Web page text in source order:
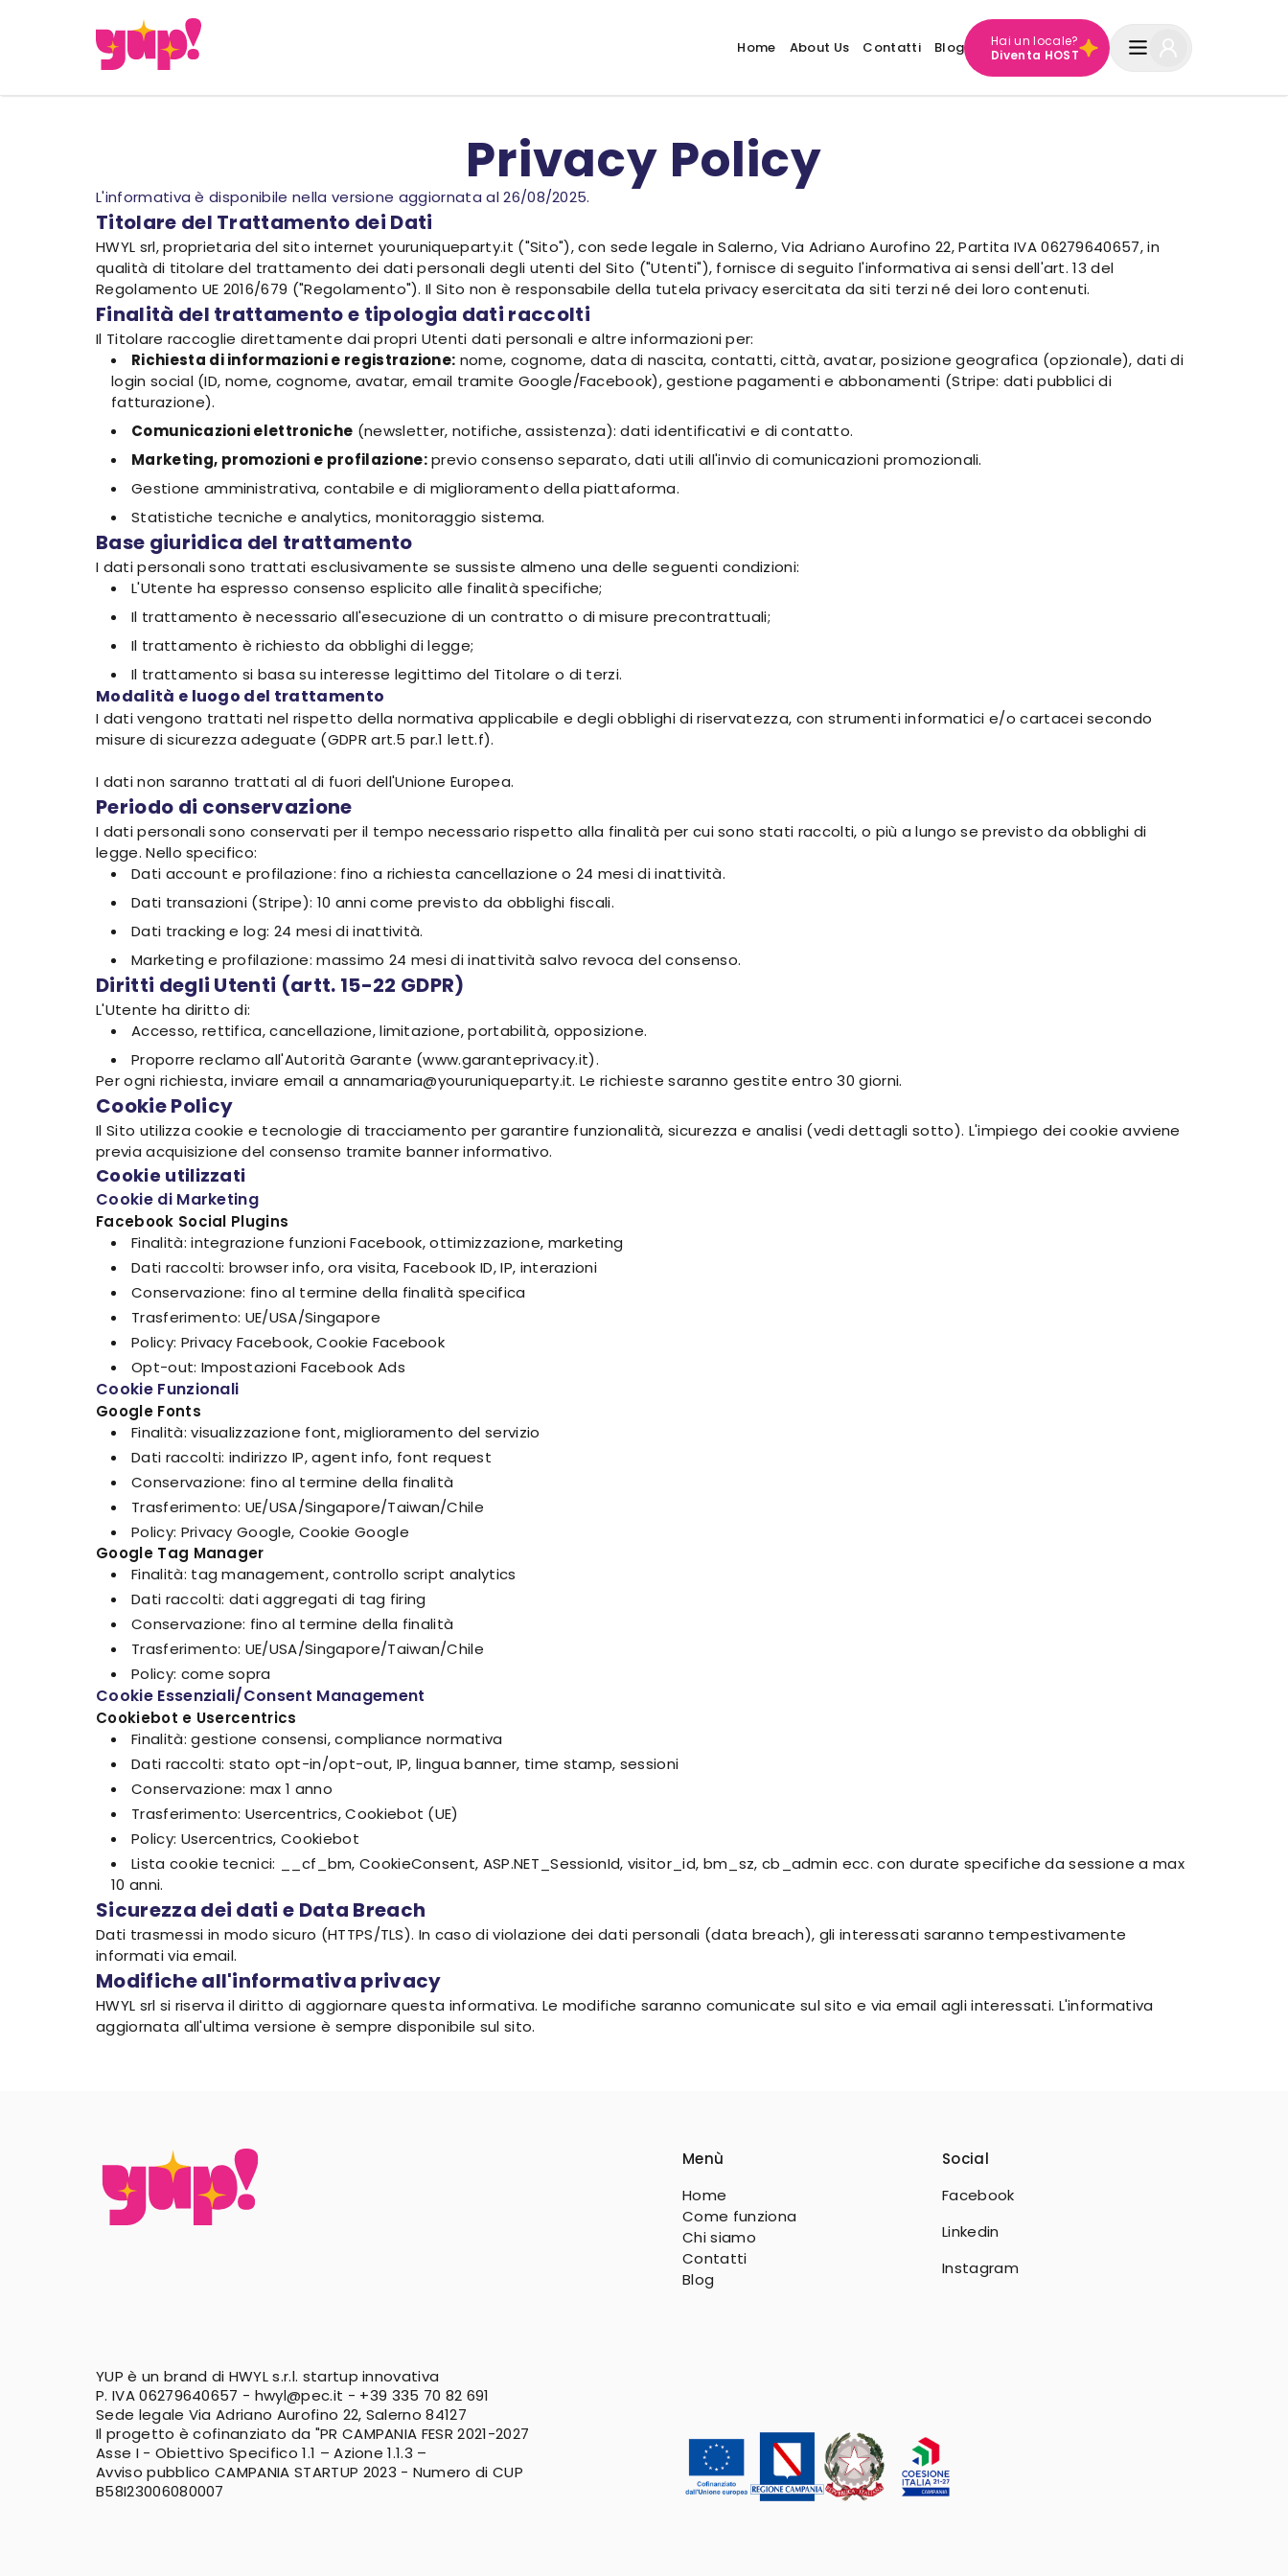
Home About Us Contatti Blog
Hai un locale?
Diventa HOST
Privacy Policy
L'informativa è disponibile nella versione aggiornata al 26/08/2025.
Titolare del Trattamento dei Dati
HWYL srl, proprietaria del sito internet youruniqueparty.it ("Sito"), con sede legale in Salerno, Via Adriano Aurofino 22, Partita IVA 06279640657, in
qualità di titolare del trattamento dei dati personali degli utenti del Sito ("Utenti"), fornisce di seguito l'informativa ai sensi dell'art. 13 del
Regolamento UE 2016/679 ("Regolamento"). Il Sito non è responsabile della tutela privacy esercitata da siti terzi né dei loro contenuti.
Finalità del trattamento e tipologia dati raccolti
Il Titolare raccoglie direttamente dai propri Utenti dati personali e altre informazioni per:
Richiesta di informazioni e registrazione: nome, cognome, data di nascita, contatti, città, avatar, posizione geografica (opzionale), dati di
login social (ID, nome, cognome, avatar, email tramite Google/Facebook), gestione pagamenti e abbonamenti (Stripe: dati pubblici di
fatturazione).
Comunicazioni elettroniche (newsletter, notifiche, assistenza): dati identificativi e di contatto.
Marketing, promozioni e profilazione:previo consenso separato, dati utili all'invio di comunicazioni promozionali.
Gestione amministrativa, contabile e di miglioramento della piattaforma.
Statistiche tecniche e analytics, monitoraggio sistema.
Base giuridica del trattamento
I dati personali sono trattati esclusivamente se sussiste almeno una delle seguenti condizioni:
L'Utente ha espresso consenso esplicito alle finalità specifiche;
Il trattamento è necessario all'esecuzione di un contratto o di misure precontrattuali;
Il trattamento è richiesto da obblighi di legge;
Il trattamento si basa su interesse legittimo del Titolare o di terzi.
Modalità e luogo del trattamento
I dati vengono trattati nel rispetto della normativa applicabile e degli obblighi di riservatezza, con strumenti informatici e/o cartacei secondo
misure di sicurezza adeguate (GDPR art.5 par.1 lett.f).
I dati non saranno trattati al di fuori dell'Unione Europea.
Periodo di conservazione
I dati personali sono conservati per il tempo necessario rispetto alla finalità per cui sono stati raccolti, o più a lungo se previsto da obblighi di
legge. Nello specifico:
Dati account e profilazione: fino a richiesta cancellazione o 24 mesi di inattività.
Dati transazioni (Stripe): 10 anni come previsto da obblighi fiscali.
Dati tracking e log: 24 mesi di inattività.
Marketing e profilazione: massimo 24 mesi di inattività salvo revoca del consenso.
Diritti degli Utenti (artt. 15-22 GDPR)
L'Utente ha diritto di:
Accesso, rettifica, cancellazione, limitazione, portabilità, opposizione.
Proporre reclamo all'Autorità Garante (www.garanteprivacy.it).
Per ogni richiesta, inviare email a annamaria@youruniqueparty.it. Le richieste saranno gestite entro 30 giorni.
Cookie Policy
Il Sito utilizza cookie e tecnologie di tracciamento per garantire funzionalità, sicurezza e analisi (vedi dettagli sotto). L'impiego dei cookie avviene
previa acquisizione del consenso tramite banner informativo.
Cookie utilizzati
Cookie di Marketing
Facebook Social Plugins
Finalità: integrazione funzioni Facebook, ottimizzazione, marketing
Dati raccolti: browser info, ora visita, Facebook ID, IP, interazioni
Conservazione: fino al termine della finalità specifica
Trasferimento: UE/USA/Singapore
Policy: Privacy Facebook, Cookie Facebook
Opt-out: Impostazioni Facebook Ads
Cookie Funzionali
Google Fonts
Finalità: visualizzazione font, miglioramento del servizio
Dati raccolti: indirizzo IP, agent info, font request
Conservazione: fino al termine della finalità
Trasferimento: UE/USA/Singapore/Taiwan/Chile
Policy: Privacy Google, Cookie Google
Google Tag Manager
Finalità: tag management, controllo script analytics
Dati raccolti: dati aggregati di tag firing
Conservazione: fino al termine della finalità
Trasferimento: UE/USA/Singapore/Taiwan/Chile
Policy: come sopra
Cookie Essenziali/Consent Management
Cookiebot e Usercentrics
Finalità: gestione consensi, compliance normativa
Dati raccolti: stato opt-in/opt-out, IP, lingua banner, time stamp, sessioni
Conservazione: max 1 anno
Trasferimento: Usercentrics, Cookiebot (UE)
Policy: Usercentrics, Cookiebot
Lista cookie tecnici: __cf_bm, CookieConsent, ASP.NET_SessionId, visitor_id, bm_sz, cb_admin ecc. con durate specifiche da sessione a max
10 anni.
Sicurezza dei dati e Data Breach
Dati trasmessi in modo sicuro (HTTPS/TLS). In caso di violazione dei dati personali (data breach), gli interessati saranno tempestivamente
informati via email.
Modifiche all'informativa privacy
HWYL srl si riserva il diritto di aggiornare questa informativa. Le modifiche saranno comunicate sul sito e via email agli interessati. L'informativa
aggiornata all'ultima versione è sempre disponibile sul sito.
Menù
Home
Come funziona
Chi siamo
Contatti
Blog
Social
Facebook
Linkedin
Instagram
YUP è un brand di HWYL s.r.l. startup innovativa
P. IVA 06279640657 - hwyl@pec.it - +39 335 70 82 691
Sede legale Via Adriano Aurofino 22, Salerno 84127
Il progetto è cofinanziato da "PR CAMPANIA FESR 2021-2027
Asse I - Obiettivo Specifico 1.1 – Azione 1.1.3 –
Avviso pubblico CAMPANIA STARTUP 2023 - Numero di CUP
B58I23006080007